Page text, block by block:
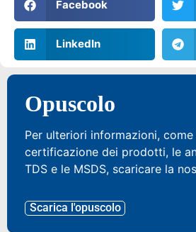
Facebook
LinkedIn
Opuscolo
Per ulteriori informazioni,
certificazione dei prodotti, le
TDS e le MSDS, scaricare la
Scarica l'opuscolo